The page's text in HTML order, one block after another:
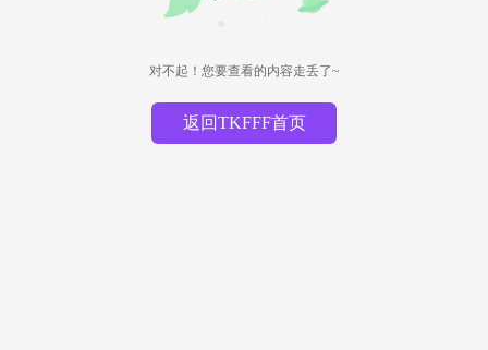
对不起！您要查看的内容走丢了~
返回TKFFF首页